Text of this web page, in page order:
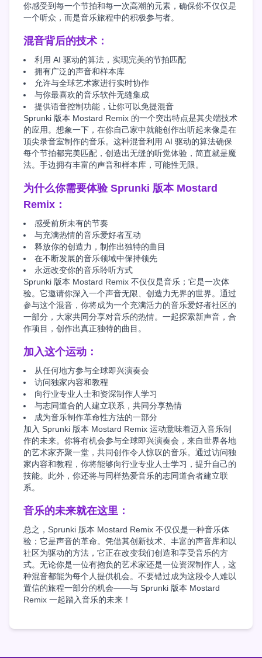
你感受到每一个节拍和每一次高潮的元素，确保你不仅仅是
一个听众，而是音乐旅程中的积极参与者。
混音背后的技术：
利用 AI 驱动的算法，实现完美的节拍匹配
拥有广泛的声音和样本库
允许与全球艺术家进行实时协作
与你最喜欢的音乐软件无缝集成
提供语音控制功能，让你可以免提混音
Sprunki 版本 Mostard Remix 的一个突出特点是其尖端技术
的应用。想象一下，在你自己家中就能创作出听起来像是在
顶尖录音室制作的音乐。这种混音利用 AI 驱动的算法确保
每个节拍都完美匹配，创造出无缝的听觉体验，简直就是魔
法。手边拥有丰富的声音和样本库，可能性无限。
为什么你需要体验 Sprunki 版本 Mostard
Remix：
感受前所未有的节奏
与充满热情的音乐爱好者互动
释放你的创造力，制作出独特的曲目
在不断发展的音乐领域中保持领先
永远改变你的音乐聆听方式
Sprunki 版本 Mostard Remix 不仅仅是音乐；它是一次体
验。它邀请你深入一个声音无限、创造力无界的世界。通过
参与这个混音，你将成为一个充满活力的音乐爱好者社区的
一部分，大家共同分享对音乐的热情。一起探索新声音，合
作项目，创作出真正独特的曲目。
加入这个运动：
从任何地方参与全球即兴演奏会
访问独家内容和教程
向行业专业人士和资深制作人学习
与志同道合的人建立联系，共同分享热情
成为音乐制作革命性方法的一部分
加入 Sprunki 版本 Mostard Remix 运动意味着迈入音乐制
作的未来。你将有机会参与全球即兴演奏会，来自世界各地
的艺术家齐聚一堂，共同创作令人惊叹的音乐。通过访问独
家内容和教程，你将能够向行业专业人士学习，提升自己的
技能。此外，你还将与同样热爱音乐的志同道合者建立联
系。
音乐的未来就在这里：
总之，Sprunki 版本 Mostard Remix 不仅仅是一种音乐体
验；它是声音的革命。凭借其创新技术、丰富的声音库和以
社区为驱动的方法，它正在改变我们创造和享受音乐的方
式。无论你是一位有抱负的艺术家还是一位资深制作人，这
种混音都能为每个人提供机会。不要错过成为这段令人难以
置信的旅程一部分的机会——与 Sprunki 版本 Mostard
Remix 一起踏入音乐的未来！